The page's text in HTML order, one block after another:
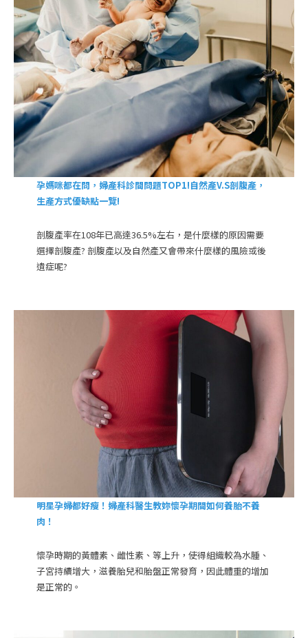
孕媽咪都在問，婦產科診間問題TOP1!自然產V.S剖腹產，
生產方式優缺點一覽!
剖腹產率在108年已高達36.5%左右，是什麼樣的原因需要
選擇剖腹產? 剖腹產以及自然產又會帶來什麼樣的風險或後
遺症呢?
明星孕婦都好瘦！婦產科醫生教妳懷孕期間如何養胎不養
肉！
懷孕時期的黃體素、雌性素、等上升，使得組織較為水腫、
子宮持續增大，滋養胎兒和胎盤正常發育，因此體重的增加
是正常的。